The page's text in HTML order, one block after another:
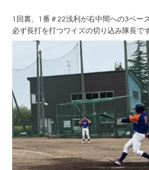
1回裏、1番＃22浅利が右中間への3ベー
必ず長打を打つワイズの切り込み隊長で